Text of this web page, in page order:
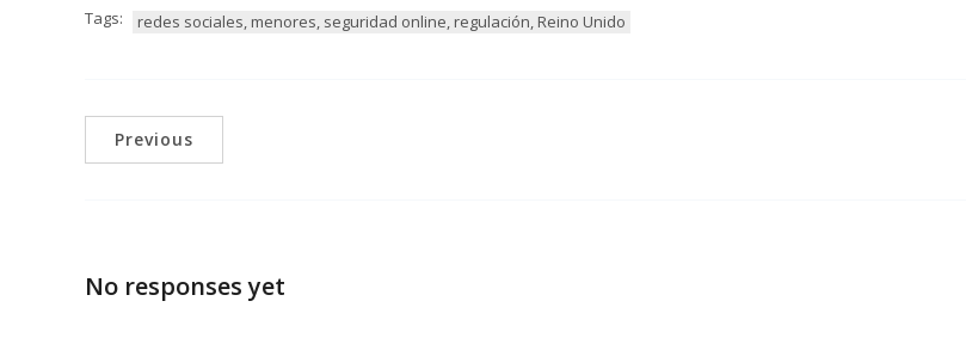
Tags: redes sociales, menores, seguridad online, regulación, Reino Unido
Previous
No responses yet